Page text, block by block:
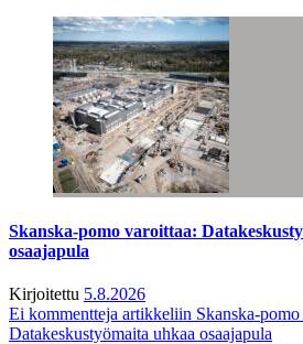
Skanska-pomo varoittaa:
osaajapula
Kirjoitettu 5.8.2026
Ei kommentteja artikkeliin Skanska-pomo
Datakeskustyömaita uhkaa osaajapula